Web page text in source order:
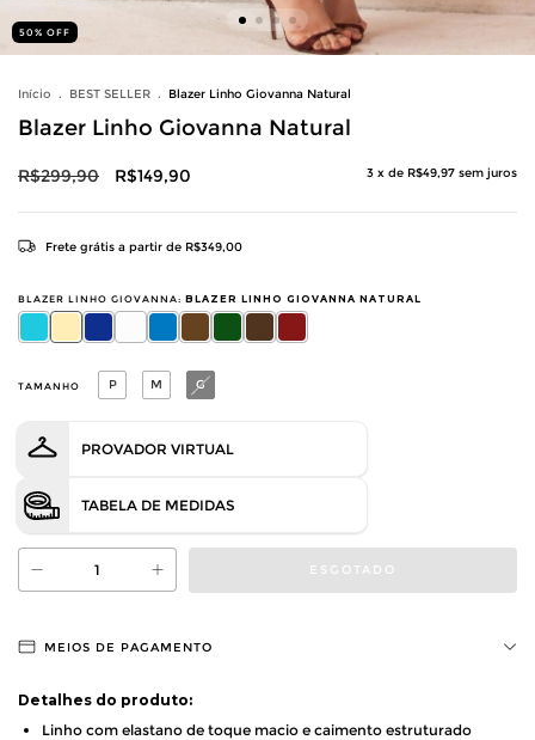
50 % OFF
Início . BEST SELLER . Blazer Linho Giovanna Natural
Blazer Linho Giovanna Natural
R$299,90 R$149,90 3 x de R$49,97 sem juros
Frete grátis a partir de R$349,00
BLAZER LINHO GIOVANNA: BLAZER LINHO GIOVANNA NATURAL
TAMANHO P M G
PROVADOR VIRTUAL
TABELA DE MEDIDAS
MEIOS DE PAGAMENTO
Detalhes do produto:
Linho com elastano de toque macio e caimento estruturado